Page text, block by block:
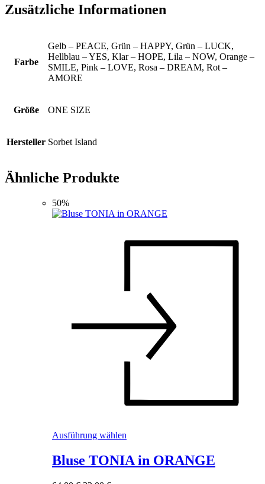
Zusätzliche Informationen
Farbe
Gelb – PEACE, Grün – HAPPY, Grün – LUCK,
Hellblau – YES, Klar – HOPE, Lila – NOW, Orange –
SMILE, Pink – LOVE, Rosa – DREAM, Rot –
AMORE
Größe ONE SIZE
Hersteller Sorbet Island
Ähnliche Produkte
50%
Ausführung wählen
weist
mehrere
Bluse TONIA in ORANGE